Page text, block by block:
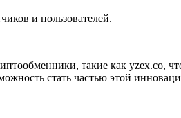
и пользователей.
такие как yzex.co,
стать частью этой